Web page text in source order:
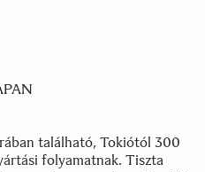
található, Tokiótól 300
folyamatnak. Tiszta